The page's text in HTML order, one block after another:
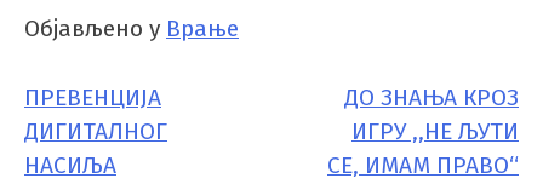
Објављено у Врање
КРЕТАЊЕ
ЧЛАНКА
ПРЕВЕНЦИЈА
ДИГИТАЛНОГ
НАСИЉА
ДО ЗНАЊА КРОЗ
ИГРУ ,,НЕ ЉУТИ
СЕ, ИМАМ ПРАВО“